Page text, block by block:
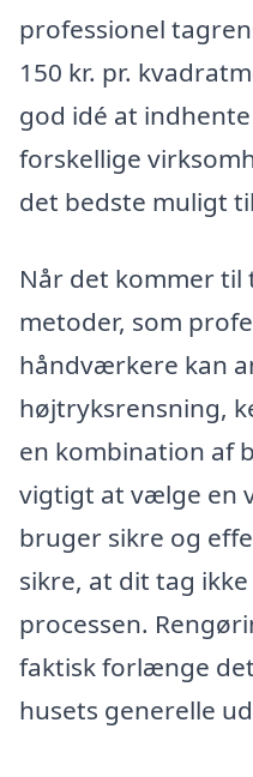
professionel
150 kr. pr.
god idé at
forskellige
det bedste muligt
Når det kommer
metoder, som
håndværkere kan
højtryksrensning,
en kombination af
vigtigt at vælge en
bruger sikre og
sikre, at dit tag
processen.
faktisk forlænge
husets generelle